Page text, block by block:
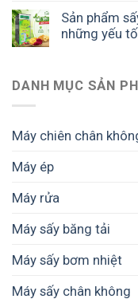
Sản phẩm
những yếu
DANH MỤC SẢN
Máy chiên chân
Máy ép
Máy rửa
Máy sấy băng tải
Máy sấy bơm nhiệt
Máy sấy chân không